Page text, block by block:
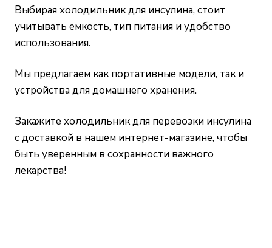
Выбирая холодильник для инсулина, стоит
учитывать емкость, тип питания и удобство
использования.
Мы предлагаем как портативные модели, так и
устройства для домашнего хранения.
Закажите холодильник для перевозки инсулина
с доставкой в нашем интернет-магазине, чтобы
быть уверенным в сохранности важного
лекарства!